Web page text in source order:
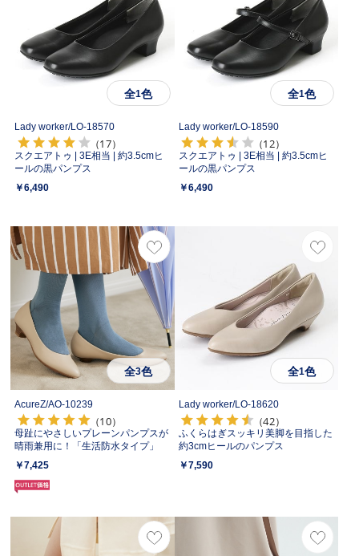
全1色
Lady worker/LO-18570
（17）
スクエアトゥ | 3E相当 | 約3.5cmヒ
ールの黒パンプス
￥6,490
全1色
Lady worker/LO-18590
（12）
スクエアトゥ | 3E相当 | 約3.5cmヒ
ールの黒パンプス
￥6,490
全3色
AcureZ/AO-10239
（10）
母趾にやさしいプレーンパンプスが
晴雨兼用に！「生活防水タイプ」
￥7,425
全1色
Lady worker/LO-18620
（42）
ふくらはぎスッキリ美脚を目指した
約3cmヒールのパンプス
￥7,590